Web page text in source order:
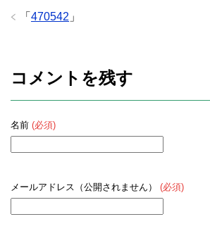
「 470542 」
コメントを残す
名前 (必須)
メールアドレス（公開されません） (必須)